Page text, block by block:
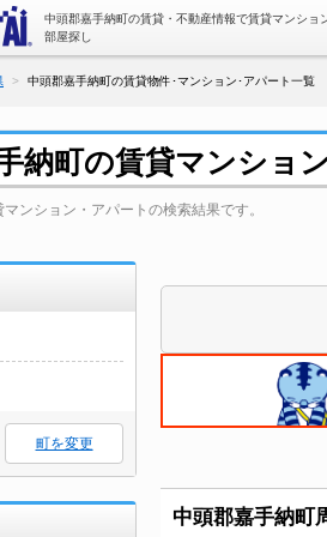
中頭郡嘉手納町の賃貸・不動産情報で賃貸マンショ
部屋探し
中頭郡嘉手納町の賃貸物件･マンション･アパート一覧
納町の賃貸マンショ
ンション・アパートの検索結果です。
町を変更
中頭郡嘉手納町